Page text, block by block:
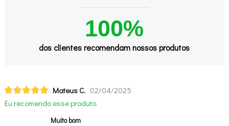
100%
dos clientes recomendam nossos produtos
Mateus C. 02/04/2025
Eu recomendo esse produto.
Muito bom